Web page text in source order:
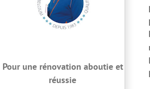
Pour une rénovation aboutie et
réussie